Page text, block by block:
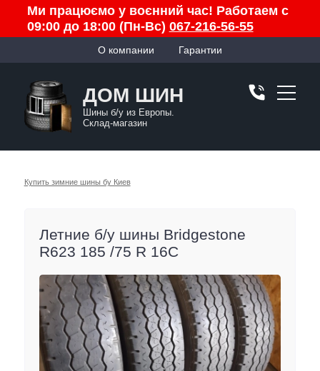
Ми працюємо у воєнний час! Работаем с
09:00 до 18:00 (Пн-Вс) 067-216-56-55
О компании Гарантии
ДОМ ШИН
Шины б/у из Европы.
Склад-магазин
Купить зимние шины бу Киев
Летние б/у шины Bridgestone
R623 185 /75 R 16C